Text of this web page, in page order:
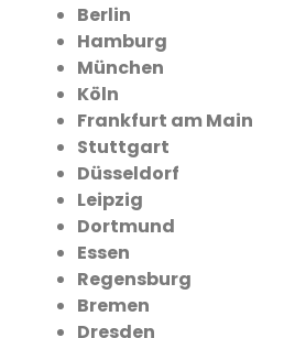
Berlin
Hamburg
München
Köln
Frankfurt am Main
Stuttgart
Düsseldorf
Leipzig
Dortmund
Essen
Regensburg
Bremen
Dresden